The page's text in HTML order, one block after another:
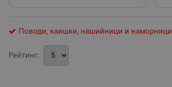
Поводи, каишки, нашийници и наморници
Рейтинг: